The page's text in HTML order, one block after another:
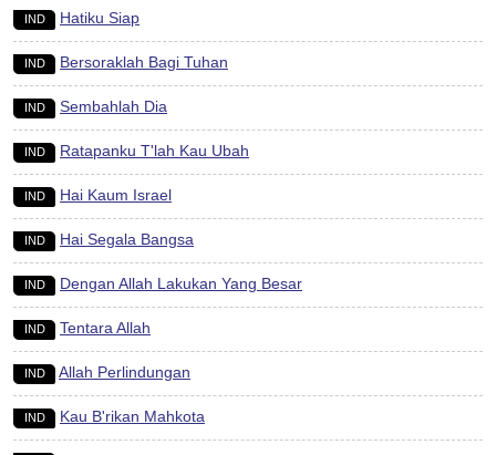
IND Hatiku Siap
IND Bersoraklah Bagi Tuhan
IND Sembahlah Dia
IND Ratapanku T'lah Kau Ubah
IND Hai Kaum Israel
IND Hai Segala Bangsa
IND Dengan Allah Lakukan Yang Besar
IND Tentara Allah
IND Allah Perlindungan
IND Kau B'rikan Mahkota